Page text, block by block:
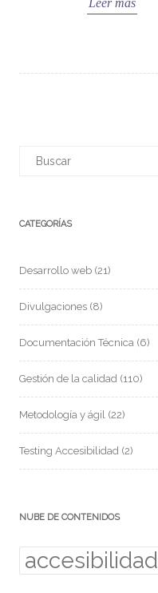
Leer más
CATEGORÍAS
Desarrollo web (21)
Divulgaciones (8)
Documentación Técnica (6)
Gestión de la calidad (110)
Metodología y ágil (22)
Testing Accesibilidad (2)
NUBE DE CONTENIDOS
accesibilidad